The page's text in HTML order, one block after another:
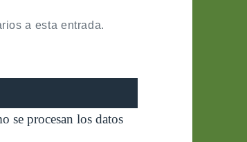
a esta entrada.
se procesan los datos